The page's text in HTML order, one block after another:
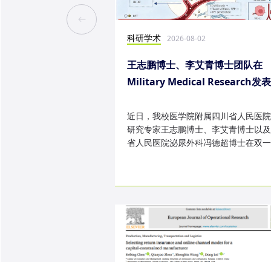
科研学术 2026-08-02
王志鹏博士、李艾青博士团队在
Military Medical Research发
近日，我校医学院附属四川省人民医
研究专家王志鹏博士、李艾青博士以
省人民医院泌尿外科冯德超博士在双